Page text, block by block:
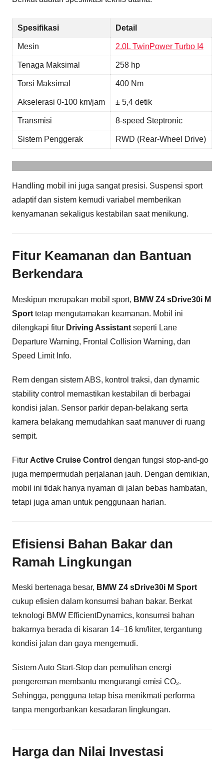
Spesifikasi Detail
Mesin 2.0L TwinPower Turbo I4
Tenaga Maksimal 258 hp
Torsi Maksimal 400 Nm
Akselerasi 0-100 km/jam ± 5,4 detik
Transmisi 8-speed Steptronic
Sistem Penggerak RWD (Rear-Wheel Drive)
Handling mobil ini juga sangat presisi. Suspensi sport
adaptif dan sistem kemudi variabel memberikan
kenyamanan sekaligus kestabilan saat menikung.
Fitur Keamanan dan Bantuan
Berkendara
Meskipun merupakan mobil sport, BMW Z4 sDrive30i M
Sport tetap mengutamakan keamanan. Mobil ini
dilengkapi fitur Driving Assistant seperti Lane
Departure Warning, Frontal Collision Warning, dan
Speed Limit Info.
Rem dengan sistem ABS, kontrol traksi, dan dynamic
stability control memastikan kestabilan di berbagai
kondisi jalan. Sensor parkir depan-belakang serta
kamera belakang memudahkan saat manuver di ruang
sempit.
Fitur Active Cruise Control dengan fungsi stop-and-go
juga mempermudah perjalanan jauh. Dengan demikian,
mobil ini tidak hanya nyaman di jalan bebas hambatan,
tetapi juga aman untuk penggunaan harian.
Efisiensi Bahan Bakar dan
Ramah Lingkungan
Meski bertenaga besar, BMW Z4 sDrive30i M Sport
cukup efisien dalam konsumsi bahan bakar. Berkat
teknologi BMW EfficientDynamics, konsumsi bahan
bakarnya berada di kisaran 14–16 km/liter, tergantung
kondisi jalan dan gaya mengemudi.
Sistem Auto Start-Stop dan pemulihan energi
pengereman membantu mengurangi emisi CO₂.
Sehingga, pengguna tetap bisa menikmati performa
tanpa mengorbankan kesadaran lingkungan.
Harga dan Nilai Investasi